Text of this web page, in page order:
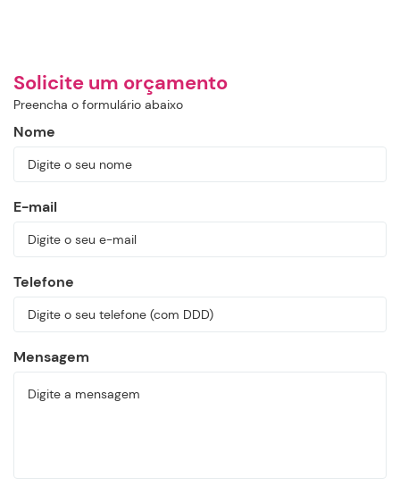
Solicite um orçamento
Preencha o formulário abaixo
Nome
E-mail
Telefone
Mensagem